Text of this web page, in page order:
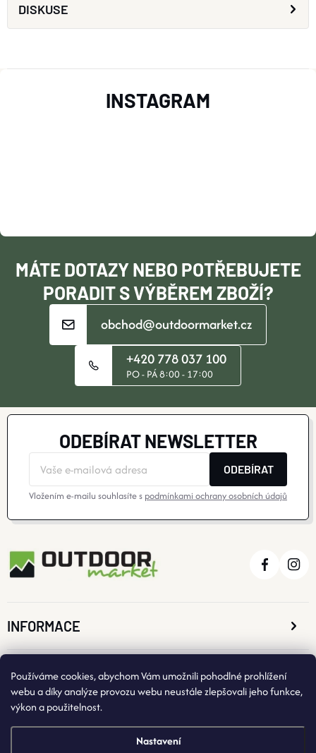
Používáme cookies, abychom Vám umožnili pohodlné prohlížení
webu a díky analýze provozu webu neustále zlepšovali jeho funkce,
výkon a použitelnost.
Nastavení
DISKUSE
T
MÁTE DOTAZY NEBO POTŘEBUJETE
PORADIT S VÝBĚREM ZBOŽÍ?
obchod@outdoormarket.cz
+420 778 037 100
PO - PÁ 8:00 - 17:00
INSTAGRAM
ODEBÍRAT NEWSLETTER
ODEBÍRAT
Vložením e-mailu souhlasíte s podmínkami ochrany osobních údajů
INFORMACE
O NÁKUPU